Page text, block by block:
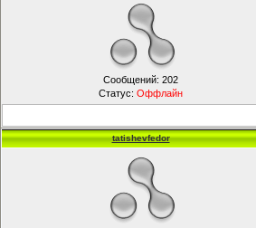
Сообщений: 202
Статус: Оффлайн
tatishevfedor